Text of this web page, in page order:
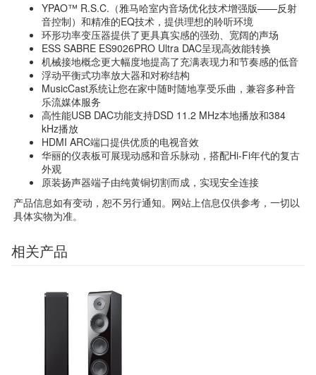
YPAO™ R.S.C.（雅马哈室内音场优化技术增强版——反射
音控制）和精准的EQ技术，提供理想的聆听环境
环形功率变压器提供了更具真实感的强劲、宽阔的声场
ESS SABRE ES9026PRO Ultra DAC呈现高效能转换
机械接地概念更大幅度地提高了充满表现力和节奏感的低音
浮动平衡式功率放大器和对称结构
MusicCast系统让您在家中随时随地享受乐曲，兼容多种音
乐流媒体服务
高性能USB DAC功能支持DSD 11.2 MHz本地播放和384
kHz播放
HDMI ARC端口提供优质的电视音效
华丽的仪表板可展现动感和音乐脉动，搭配Hi-Fi年代的复古
外观
原装扬声器端子由纯黄铜切割而成，实现安全连接
产品信息如有变动，恕不另行通知。网站上信息仅供参考，一切以
具体实物为准。
相关产品